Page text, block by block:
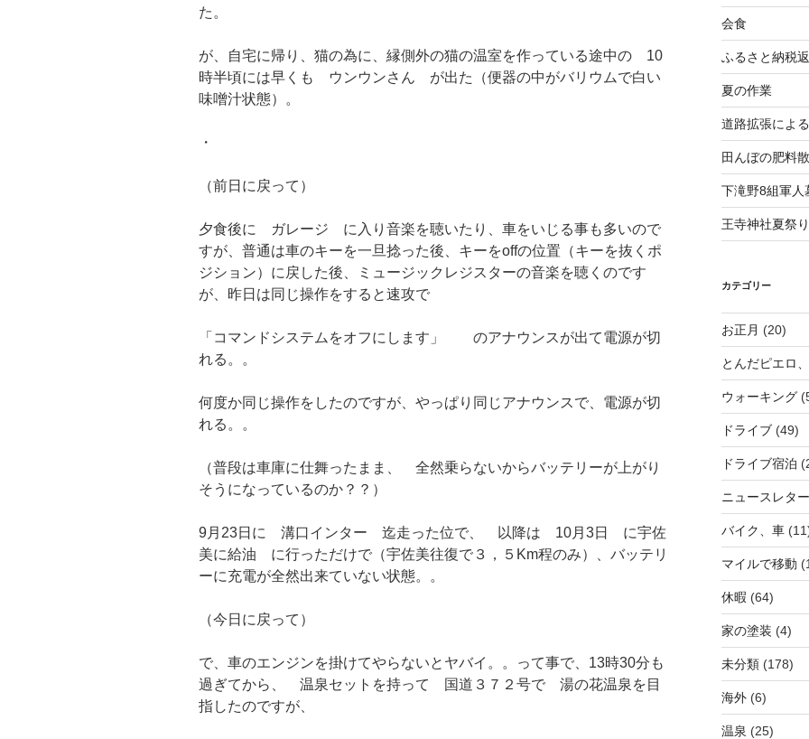
た。
が、自宅に帰り、猫の為に、縁側外の猫の温室を作っている途中の 10
時半頃には早くも ウンウンさん が出た（便器の中がバリウムで白い
味噌汁状態）。
・
（前日に戻って）
夕食後に ガレージ に入り音楽を聴いたり、車をいじる事も多いので
すが、普通は車のキーを一旦捻った後、キーをoffの位置（キーを抜くポ
ジション）に戻した後、ミュージックレジスターの音楽を聴くのです
が、昨日は同じ操作をすると速攻で
「コマンドシステムをオフにします」 のアナウンスが出て電源が切
れる。。
何度か同じ操作をしたのですが、やっぱり同じアナウンスで、電源が切
れる。。
（普段は車庫に仕舞ったまま、 全然乗らないからバッテリーが上がり
そうになっているのか？？）
9月23日に 溝口インター 迄走った位で、 以降は 10月3日 に宇佐
美に給油 に行っただけで（宇佐美往復で３，５Km程のみ）、バッテリ
ーに充電が全然出来ていない状態。。
（今日に戻って）
で、車のエンジンを掛けてやらないとヤバイ。。って事で、13時30分も
過ぎてから、 温泉セットを持って 国道３７２号で 湯の花温泉を目
指したのですが、
会食
ふるさと納税返
夏の作業
道路拡張によ
田んぼの肥料
下滝野8組軍人
王寺神社夏祭
カテゴリー
お正月 (20)
とんだピエロ
ウォーキング
ドライブ(49)
ドライブ宿泊
ニュースレター
バイク、車
マイルで移動
休暇 (64)
家の塗装 (4)
未分類(178)
海外(6)
温泉 (25)